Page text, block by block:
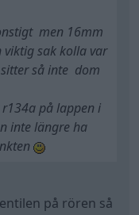
men 16mm
sak kolla var
så inte dom
på lappen i
inte längre ha
på rören så